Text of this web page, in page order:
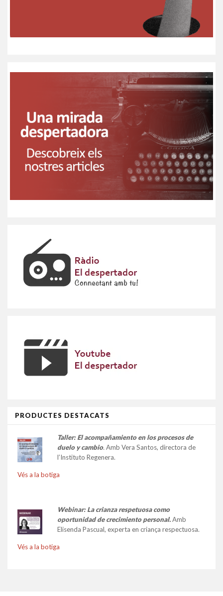
PRODUCTES DESTACATS
Taller: El acompañamiento en los procesos de
duelo y cambio. Amb Vera Santos, directora de
l’Instituto Regenera.
Vés a la botiga
Webinar: La crianza respetuosa como
oportunidad de crecimiento personal.Amb
Elisenda Pascual, experta en criança respectuosa.
Vés a la botiga